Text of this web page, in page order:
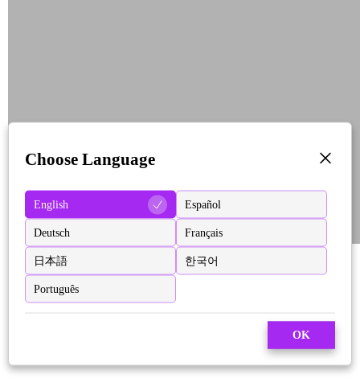
Choose Language
English Español
Deutsch Français
日本語 한국어
Português
OK